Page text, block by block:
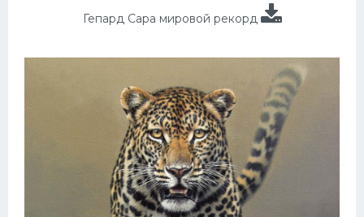
Гепард Сара мировой рекорд